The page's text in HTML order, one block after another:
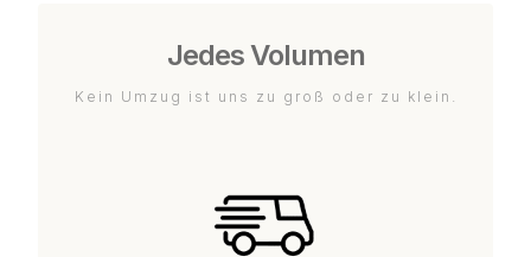
Jedes Volumen
Kein Umzug ist uns zu groß oder zu klein.